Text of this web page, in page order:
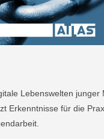
Lebenswelten junger
Erkenntnisse für die